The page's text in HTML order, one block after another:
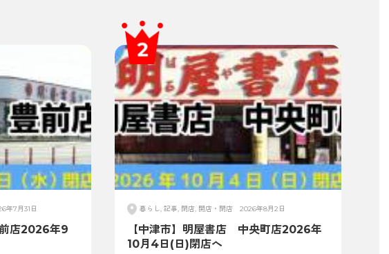
年7月31日
店2026年9
暮らし, 記事, 閉店, 開店・閉店 2026年8月2日
【中津市】明屋書店 中央町店2026年
10月4日(日)閉店へ